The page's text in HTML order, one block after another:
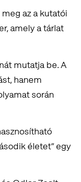
az a kutatói
amely a tárlat
mutatja be. A
hanem
során
életet” egy